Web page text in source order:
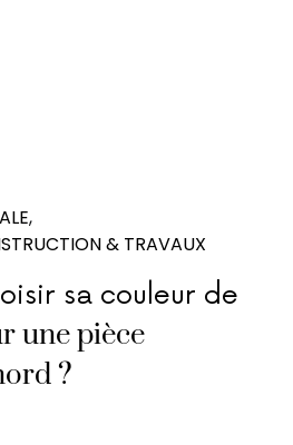
& TRAVAUX
sa couleur de
une pièce
?